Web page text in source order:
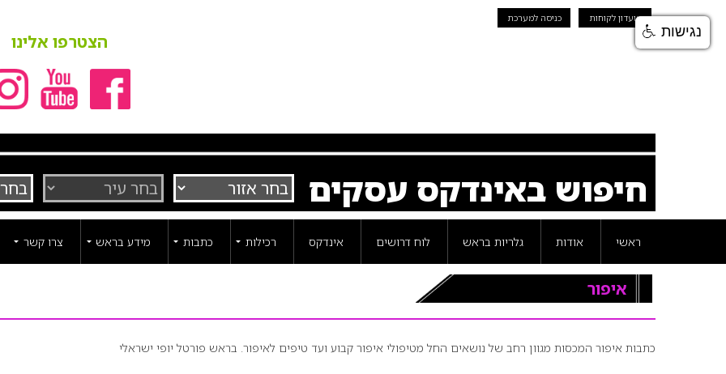
מועדון לקוחות כניסה למערכת
הצטרפו אלינו
חיפוש באינדקס עסקים
ראשי אודות גלריות בראש לוח דרושים אינדקס רכילות כתבות מידע בראש צרו קשר
איפור
כתבות איפור המכסות מגוון רחב של נושאים החל מטיפולי איפור קבוע ועד טיפים לאיפור. בראש פורטל יופי ישראלי
נגישות